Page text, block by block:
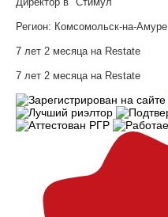
Регион: Комсомольск-на-Амуре
7 лет 2 месяца на Restate
7 лет 2 месяца на Restate